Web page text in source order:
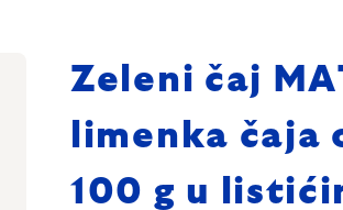
Zeleni čaj
limenka čaja
100 g u